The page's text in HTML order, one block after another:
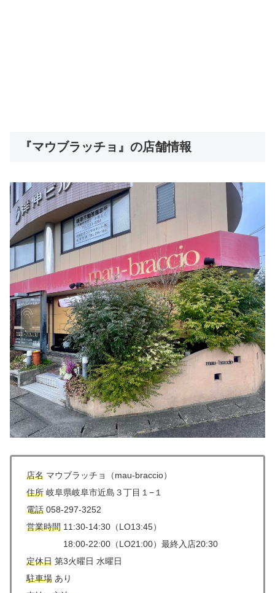
『マウブラッチョ』の店舗情報
店名 マウブラッチョ（mau-braccio）
住所 岐阜県岐阜市近島３丁目１−１
電話 058-297-3252
営業時間 11:30-14:30（LO13:45）
18:00-22:00（LO21:00）最終入店20:30
定休日 第3火曜日 水曜日
駐車場 あり